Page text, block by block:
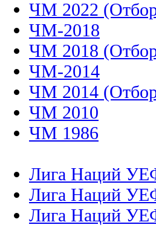
ЧМ 2022
ЧМ-2018
ЧМ 2018
ЧМ-2014
ЧМ 2014
ЧМ 2010
ЧМ 1986
Лига Наций
Лига Наций
Лига Наций